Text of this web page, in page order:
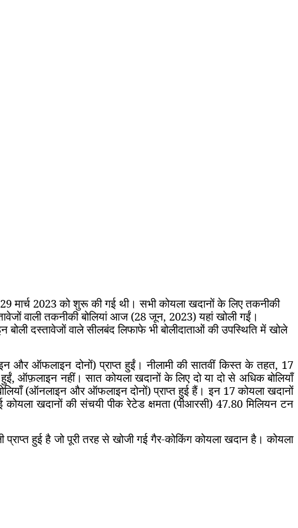
29 मार्च 2023 को शुरू की गई थी। सभी कोयला खदानों के लिए तकनीकी
वाली तकनीकी बोलियां आज (28 जून, 2023) यहां खोली गईं।
दस्तावेजों वाले सीलबंद लिफाफे भी बोलीदाताओं की उपस्थिति में खोले
और ऑफलाइन दोनों) प्राप्त हुईं। नीलामी की सातवीं किस्त के तहत, 17
,ऑफ़लाइन नहीं। सात कोयला खदानों के लिए दो या दो से अधिक बोलियाँ
(ऑनलाइन और ऑफलाइन दोनों) प्राप्त हुई हैं। इन 17 कोयला खदानों
खदानों की संचयी पीक रेटेड क्षमता (पीआरसी) 47.80 मिलियन टन
हुई है जो पूरी तरह से खोजी गई गैर-कोकिंग कोयला खदान है। कोयला